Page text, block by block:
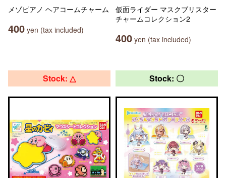
メゾピアノ ヘアコームチャーム
400 yen (tax included)
仮面ライダー マスクブリスター
チャームコレクション2
400 yen (tax included)
Stock: △ Stock: 〇